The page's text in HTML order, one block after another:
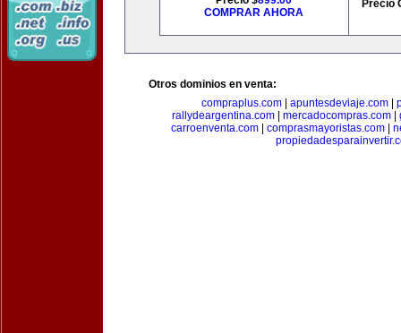
COMPRAR AHORA
Precio
Otros dominios en venta:
compraplus.com| apuntesdeviaje.com|
rallydeargentina.com
mercadocompras.com
carroenventa.com| comprasmayoristas.com|